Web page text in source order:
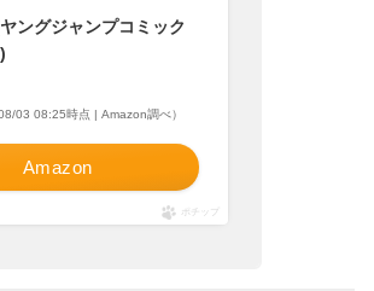
ングジャンプコミック
03 08:25時点 | Amazon調べ）
Amazon
ポチップ